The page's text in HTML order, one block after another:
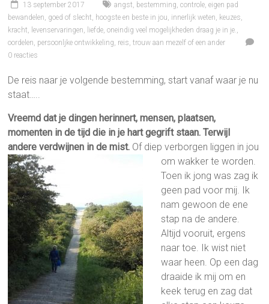
13 september 2017 angst, bestemming,controle,eigen pad
bewandelen, goed of slecht, hoogste en beste in jou, innerlijk weten, keuzes,
kracht, levenservaringen, liefde,oneindig veel mogelijkheden draag je in je.,
oordelen, persoonljke ontwikkeling, reis,trouw aan mezelf of een ander
0 reacties
De reis naar je volgende bestemming, start vanaf waar je nu
staat…..
Vreemd dat je dingen herinnert, mensen, plaatsen,
momenten in de tijd die in je hart gegrift staan. Terwijl
andere verdwijnen in de mist. Of diep verborgen liggen in jou
om wakker te worden.
Toen ik jong was zag ik
geen pad voor mij. Ik
nam gewoon de ene
stap na de andere.
Altijd vooruit, ergens
naar toe. Ik wist niet
waar heen. Op een dag
draaide ik mij om en
keek terug en zag dat